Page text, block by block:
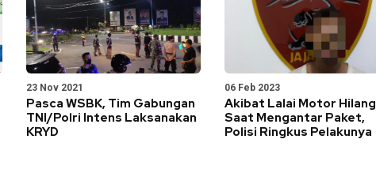
23 Nov 2021
Pasca WSBK, Tim Gabungan
TNI/Polri Intens Laksanakan
KRYD
06 Feb 2023
Akibat Lalai Motor Hilang
Saat Mengantar Paket,
Polisi Ringkus Pelakunya